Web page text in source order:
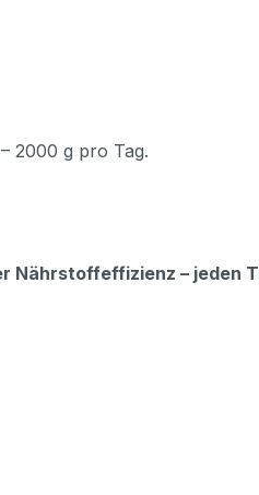
2000 g pro Tag.
Nährstoffeffizienz – jeden